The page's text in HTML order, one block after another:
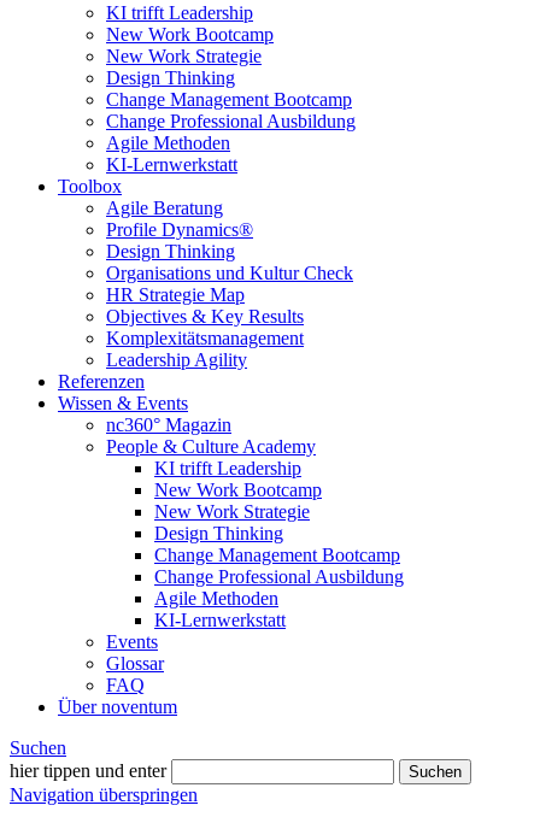
KI trifft Leadership
New Work Bootcamp
New Work Strategie
Design Thinking
Change Management Bootcamp
Change Professional Ausbildung
Agile Methoden
KI-Lernwerkstatt
Toolbox
Agile Beratung
Profile Dynamics®
Design Thinking
Organisations und Kultur Check
HR Strategie Map
Objectives & Key Results
Komplexitätsmanagement
Leadership Agility
Referenzen
Wissen & Events
nc360° Magazin
People & Culture Academy
KI trifft Leadership
New Work Bootcamp
New Work Strategie
Design Thinking
Change Management Bootcamp
Change Professional Ausbildung
Agile Methoden
KI-Lernwerkstatt
Events
Glossar
FAQ
Über noventum
Suchen
hier tippen und enter
Suchen
Navigation überspringen